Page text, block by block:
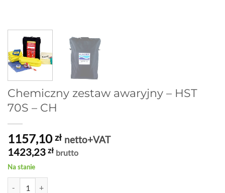
Chemiczny zestaw awaryjny – HST
70S – CH
1157,10zł netto+VAT
1423,23 zł brutto
Na stanie